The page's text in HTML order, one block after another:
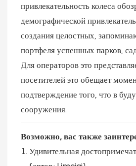
привлекательность колеса
демографической
создания целостных,
портфеля успешных парков,
Для операторов это
посетителей это обещает
подтверждение того, что в
сооружения.
Возможно, вас также
Удивительная